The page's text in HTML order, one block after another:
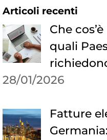
Articoli recenti
Che
quali
28/01/2026
Fatture